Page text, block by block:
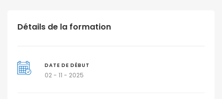
Détails de la formation
DATE DE DÉBUT
02 - 11 - 2025